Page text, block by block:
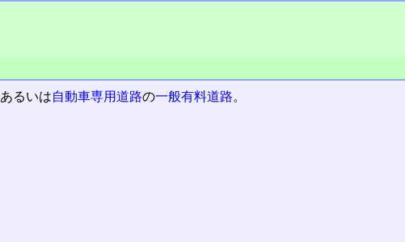
あるいは自動車専用道路の一般有料道路。